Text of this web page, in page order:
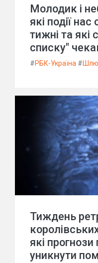
Молодик і
які події
тижні та які
списку"
#РБК-Україна #
Тиждень
які прогнози
уникнути